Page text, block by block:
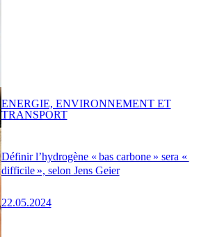
Définir l’hydrogène « bas carbone » sera «
difficile », selon Jens Geier
22.05.2024
ENERGIE, ENVIRONNEMENT ET
TRANSPORT